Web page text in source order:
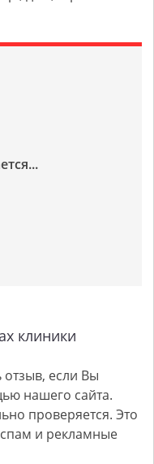
клиники
отзыв, если Вы
нашего сайта.
проверяется. Это
и рекламные